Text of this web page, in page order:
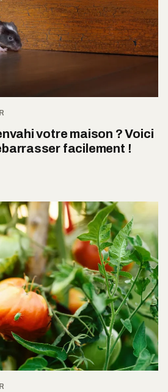
votre maison ? Voici
facilement !